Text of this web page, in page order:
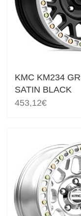
KMC KM234
SATIN BLACK
453,12€